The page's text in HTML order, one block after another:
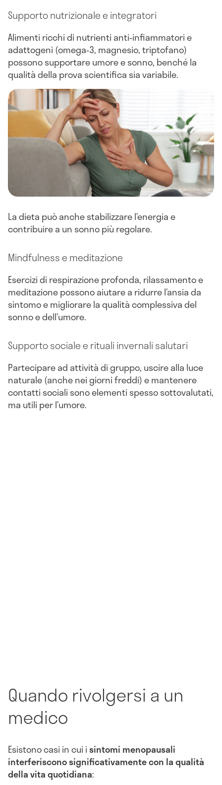
Supporto nutrizionale e integratori
Alimenti ricchi di nutrienti anti‑infiammatori e
adattogeni (omega‑3, magnesio, triptofano)
possono supportare umore e sonno, benché la
qualità della prova scientifica sia variabile.
La dieta può anche stabilizzare l’energia e
contribuire a un sonno più regolare.
Mindfulness e meditazione
Esercizi di respirazione profonda, rilassamento e
meditazione possono aiutare a ridurre l’ansia da
sintomo e migliorare la qualità complessiva del
sonno e dell’umore.
Supporto sociale e rituali invernali salutari
Partecipare ad attività di gruppo, uscire alla luce
naturale (anche nei giorni freddi) e mantenere
contatti sociali sono elementi spesso sottovalutati,
ma utili per l’umore.
Quando rivolgersi a un
medico
Esistono casi in cui isintomi menopausali
interferiscono significativamente con la qualità
della vita quotidiana: